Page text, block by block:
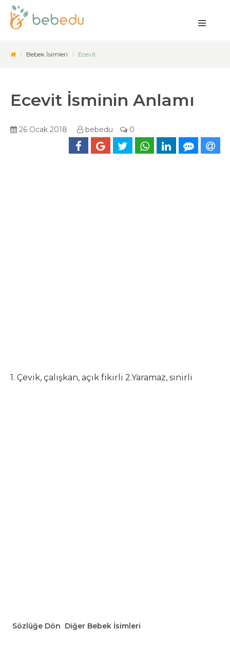
Bebek İsimleri Ecevit
Ecevit İsminin Anlamı
26 Ocak 2018 bebedu 0
1. Çevik, çalışkan, açık fikirli 2.Yaramaz, sinirli
Sözlüğe Dön Diğer Bebek İsimleri